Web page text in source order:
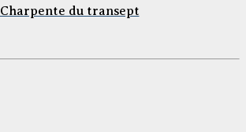
Charpente du transept